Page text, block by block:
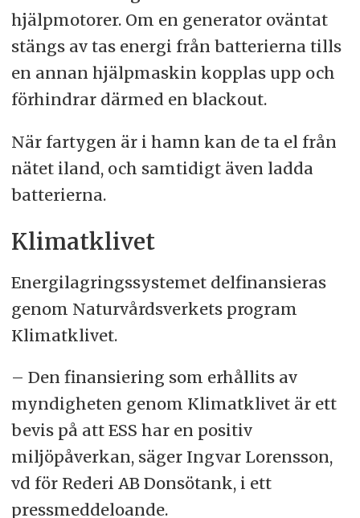
hjälpmotorer. Om en generator oväntat
stängs av tas energi från batterierna tills
en annan hjälpmaskin kopplas upp och
förhindrar därmed en blackout.
När fartygen är i hamn kan de ta el från
nätet iland, och samtidigt även ladda
batterierna.
Klimatklivet
Energilagringssystemet delfinansieras
genom Naturvårdsverkets program
Klimatklivet.
– Den finansiering som erhållits av
myndigheten genom Klimatklivet är ett
bevis på att ESS har en positiv
miljöpåverkan, säger Ingvar Lorensson,
vd för Rederi AB Donsötank, i ett
pressmeddeloande.